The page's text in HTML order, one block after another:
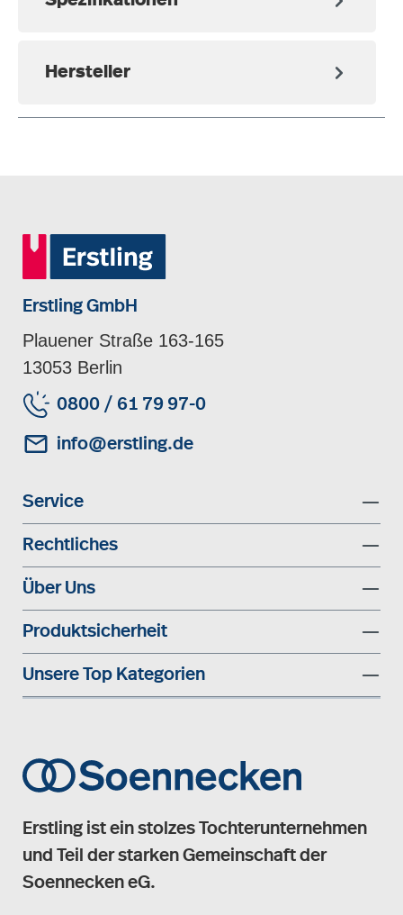
Hersteller
Erstling GmbH
Plauener Straße 163-165
13053 Berlin
0800 / 61 79 97-0
info@erstling.de
Service
Rechtliches
Über Uns
Produktsicherheit
Unsere Top Kategorien
Erstling ist ein stolzes Tochterunternehmen
und Teil der starken Gemeinschaft der
Soennecken eG.